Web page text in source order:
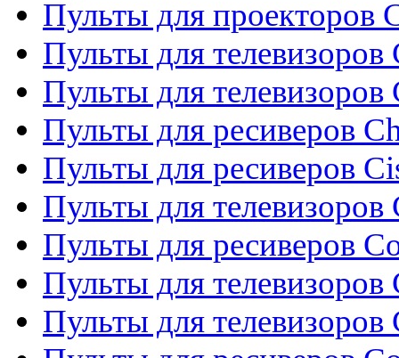
Пульты для проекторов
Пульты для телевизоров
Пульты для телевизоров
Пульты для ресиверов
Пульты для ресиверов
Пульты для телевизоров
Пульты для ресиверов
Пульты для телевизоров
Пульты для телевизоров